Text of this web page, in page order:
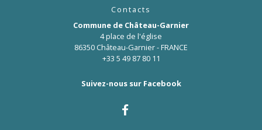
Contacts
Commune de Château-Garnier
4 place de l'église
86350 Château-Garnier - FRANCE
+33 5 49 87 80 11
Suivez-nous sur Facebook